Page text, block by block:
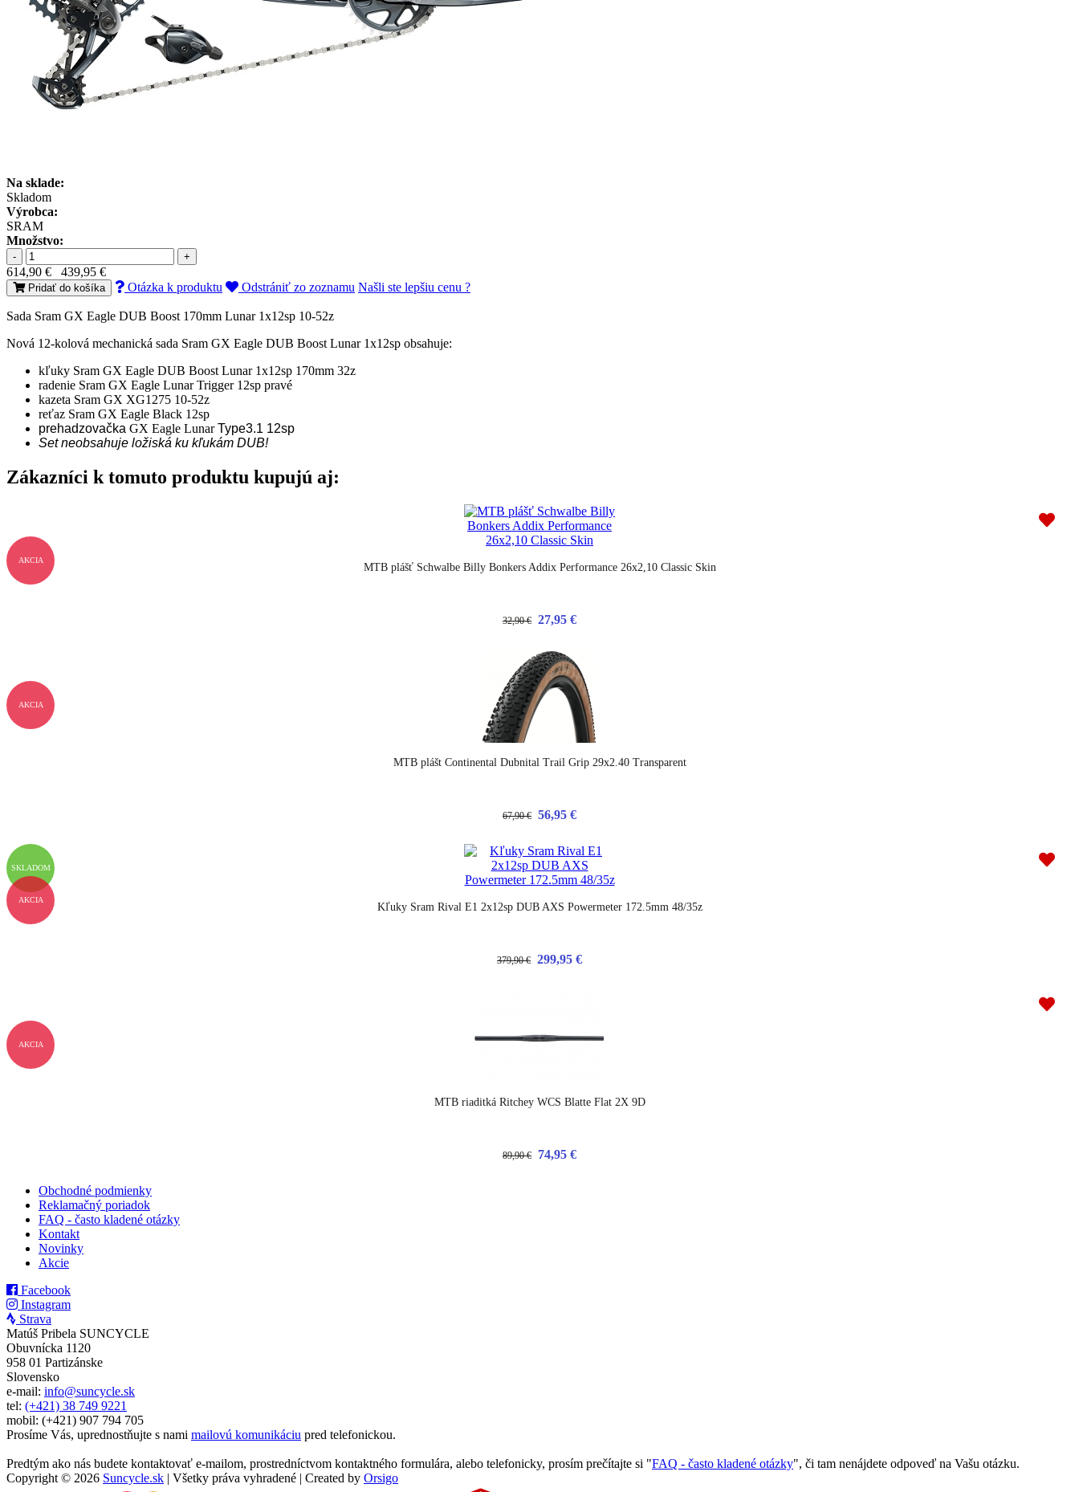
Na sklade:
Skladom
Výrobca:
SRAM
Množstvo:
- +
614,90 € 439,95 €
Pridať do košíka Otázka k produktu Odstrániť zo zoznamu Našli ste lepšiu cenu ?
Sada Sram GX Eagle DUB Boost 170mm Lunar 1x12sp 10-52z
Nová 12-kolová mechanická sada Sram GX Eagle DUB Boost Lunar 1x12sp obsahuje:
kľuky Sram GX Eagle DUB Boost Lunar 1x12sp 170mm 32z
radenie Sram GX Eagle Lunar Trigger 12sp pravé
kazeta Sram GX XG1275 10-52z
reťaz Sram GX Eagle Black 12sp
prehadzovačka GX Eagle LunarType3.1 12sp
Set neobsahuje ložiská ku kľukám DUB!
Zákazníci k tomuto produktu kupujú aj:
AKCIA
MTB plášť Schwalbe Billy Bonkers Addix Performance 26x2,10 Classic Skin
32,90 € 27,95 €
AKCIA
MTB plášt Continental Dubnital Trail Grip 29x2.40 Transparent
67,90 € 56,95 €
SKLADOM
AKCIA
Kľuky Sram Rival E1 2x12sp DUB AXS Powermeter 172.5mm 48/35z
379,90 € 299,95 €
AKCIA
MTB riaditká Ritchey WCS Blatte Flat 2X 9D
89,90 € 74,95 €
Obchodné podmienky
Reklamačný poriadok
FAQ - často kladené otázky
Kontakt
Novinky
Akcie
Facebook
Instagram
Strava
Matúš Pribela SUNCYCLE
Obuvnícka 1120
958 01 Partizánske
Slovensko
e-mail: info@suncycle.sk
tel: (+421) 38 749 9221
mobil: (+421) 907 794 705
Prosíme Vás, uprednostňujte s nami mailovú komunikáciu pred telefonickou.
Predtým ako nás budete kontaktovať e-mailom, prostredníctvom kontaktného formulára, alebo telefonicky, prosím prečítajte si "FAQ - často kladené otázky", či tam nenájdete odpoveď na Vašu otázku.
Copyright © 2026 Suncycle.sk | Všetky práva vyhradené | Created by Orsigo